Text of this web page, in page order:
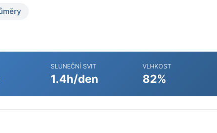
SLUNEČNÍ SVIT
1.4h/den
VLHKOST
82%